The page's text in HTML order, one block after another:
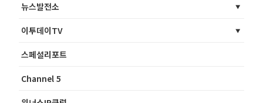
뉴스발전소
이투데이TV
스페셜리포트
Channel 5